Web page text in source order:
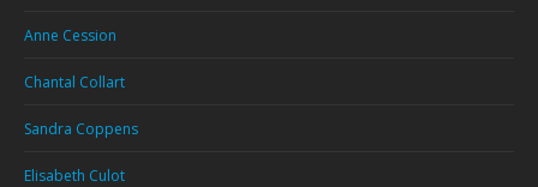
Anne Cession
Chantal Collart
Sandra Coppens
Elisabeth Culot